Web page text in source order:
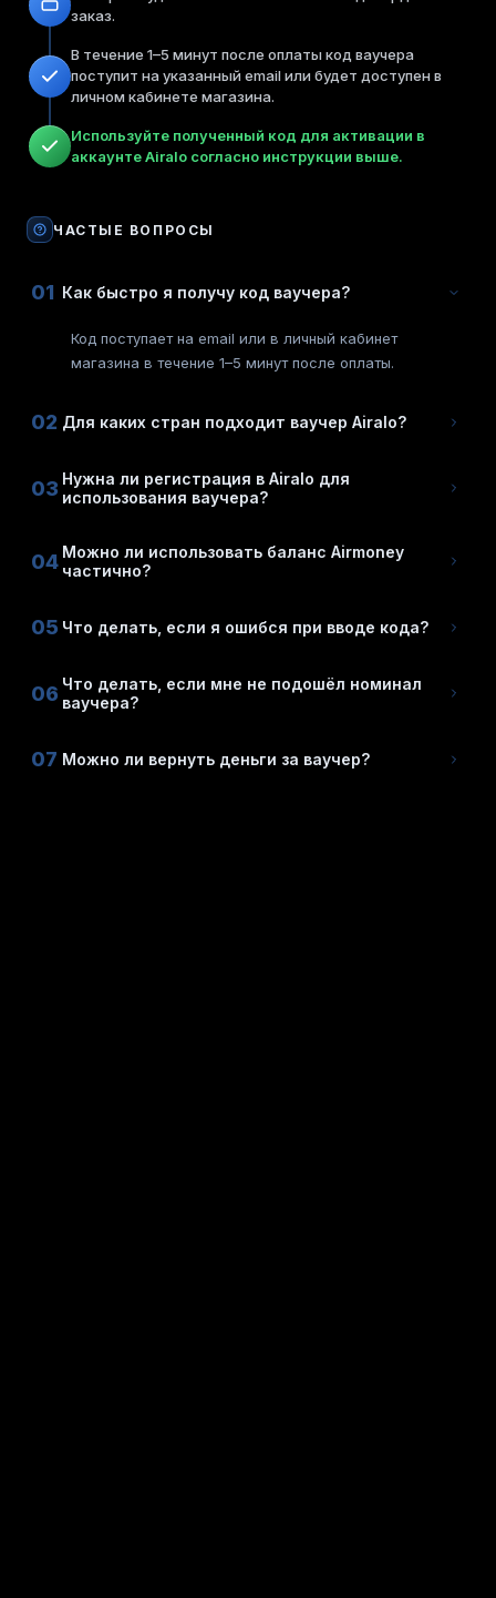
заказ.
В течение 1–5 минут после оплаты код ваучера
поступит на указанный email или будет доступен в
личном кабинете магазина.
Используйте полученный код для активации в
аккаунте Airalo согласно инструкции выше.
ЧАСТЫЕ ВОПРОСЫ
01 Как быстро я получу код ваучера?
Код поступает на email или в личный кабинет
магазина в течение 1–5 минут после оплаты.
02 Для каких стран подходит ваучер Airalo?
03 Нужна ли регистрация в Airalo для
использования ваучера?
04 Можно ли использовать баланс Airmoney
частично?
05 Что делать, если я ошибся при вводе кода?
06 Что делать, если мне не подошёл номинал
ваучера?
07 Можно ли вернуть деньги за ваучер?